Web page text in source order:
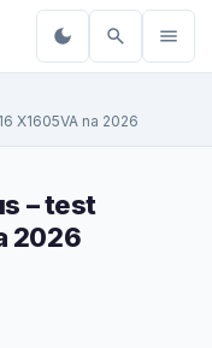
X1605VA na 2026
– test
2026